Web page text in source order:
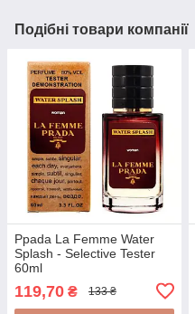
Подібні товари компанії
Pрada La Femme Water
Splash - Selective Tester
60ml
119,70 ₴ 133 ₴